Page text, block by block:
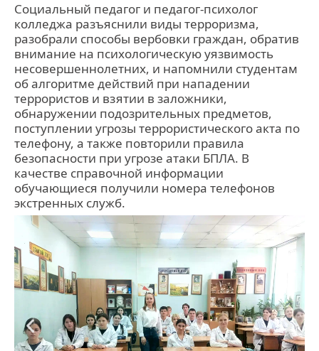
Социальный педагог и педагог-психолог
колледжа разъяснили виды терроризма,
разобрали способы вербовки граждан, обратив
внимание на психологическую уязвимость
несовершеннолетних, и напомнили студентам
об алгоритме действий при нападении
террористов и взятии в заложники,
обнаружении подозрительных предметов,
поступлении угрозы террористического акта по
телефону, а также повторили правила
безопасности при угрозе атаки БПЛА. В
качестве справочной информации
обучающиеся получили номера телефонов
экстренных служб.